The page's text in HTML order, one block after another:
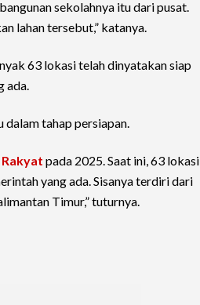
sekolahnya itu dari pusat.
lahan tersebut,” katanya.
63 lokasi telah dinyatakan siap
ada.
dalam tahap persiapan.
pada 2025. Saat ini, 63 lokasi
yang ada. Sisanya terdiri dari
Timur,” tuturnya.